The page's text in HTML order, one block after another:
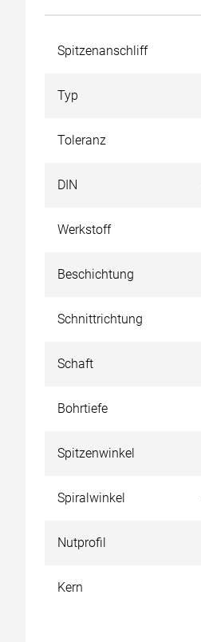
Spitzenanschliff
Typ
Toleranz
DIN
Werkstoff
Beschichtung
Schnittrichtung
Schaft
Bohrtiefe
Spitzenwinkel
Spiralwinkel
Nutprofil
Kern